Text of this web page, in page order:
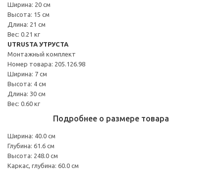
Ширина: 20 см
Высота: 15 см
Длина: 21 см
Вес: 0.21 кг
UTRUSTA УТРУСТА
Монтажный комплект
Номер товара: 205.126.98
Ширина: 7 см
Высота: 4 см
Длина: 30 см
Вес: 0.60 кг
Подробнее о размере товара
Ширина: 40.0 см
Глубина: 61.6 см
Высота: 248.0 см
Каркас, глубина: 60.0 см